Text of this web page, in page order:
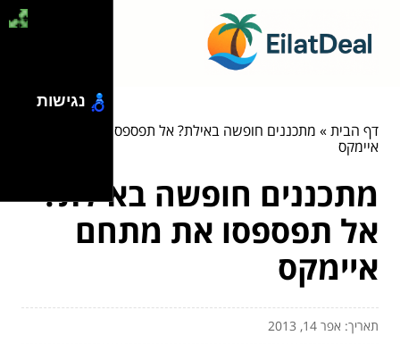
דף הבית» מתכננים חופשה באילת? אל תפספסו את מתחם
איימקס
מתכננים חופשה באילת?
אל תפספסו את מתחם
איימקס
תאריך: אפר 14, 2013
נגישות